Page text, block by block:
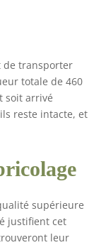
de transporter
totale de 460
soit arrivé
reste intacte, et
supérieure
justifient cet
leur